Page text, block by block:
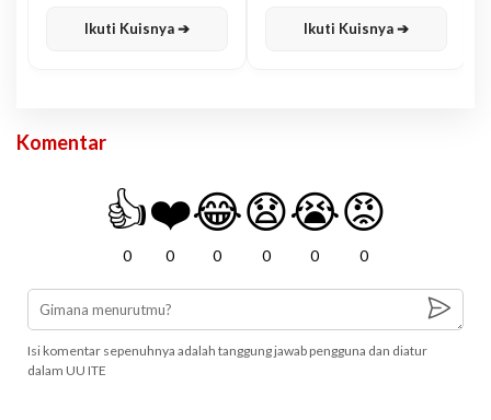
Ikuti Kuisnya ➔ Ikuti Kuisnya ➔
Komentar
👍
0
❤️
0
😂
0
😧
0
😭
0
😡
0
Isi komentar sepenuhnya adalah tanggung jawab pengguna dan diatur
dalam UU ITE